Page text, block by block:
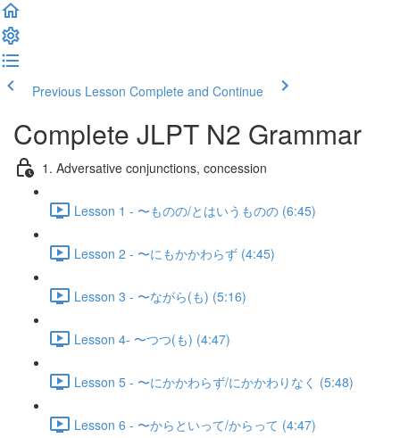
Previous Lesson Complete and Continue
Complete JLPT N2 Grammar
1. Adversative conjunctions, concession
Lesson 1 - 〜ものの/とはいうものの (6:45)
Lesson 2 - 〜にもかかわらず (4:45)
Lesson 3 - 〜ながら(も) (5:16)
Lesson 4- 〜つつ(も) (4:47)
Lesson 5 - 〜にかかわらず/にかかわりなく (5:48)
Lesson 6 - 〜からといって/からって (4:47)